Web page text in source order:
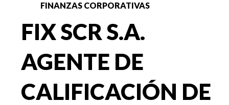
FINANZAS CORPORATIVAS
FIX SCR S.A.
AGENTE DE
CALIFICACIÓN DE